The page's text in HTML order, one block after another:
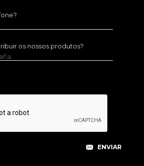
os nossos produtos?